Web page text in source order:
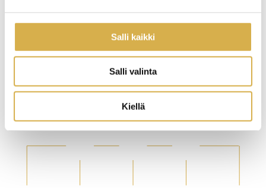
Salli kaikki
Salli valinta
Kiellä